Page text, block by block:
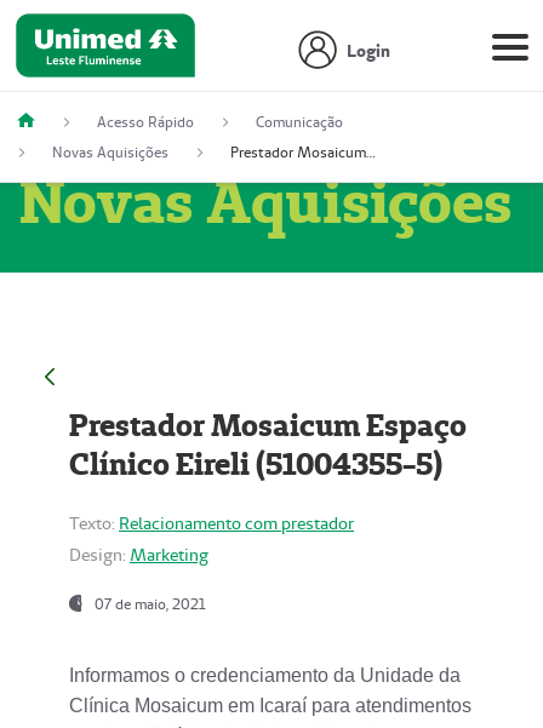
Login
Acesso Rápido
Comunicação
Novas Aquisições
Prestador Mosaicum Espaço Clínico Eireli (51004355-5)
Novas Aquisições
Prestador Mosaicum Espaço
Clínico Eireli (51004355-5)
Texto: Relacionamento com prestador
Design: Marketing
07 de maio, 2021
Informamos o credenciamento da Unidade da
Clínica Mosaicum em Icaraí para atendimentos